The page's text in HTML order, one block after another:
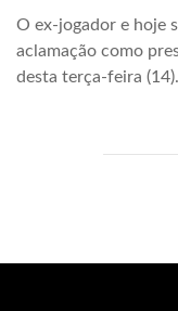
O ex-jogador e hoje
aclamação como
desta terça-feira